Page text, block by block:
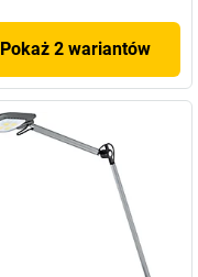
Pokaż 2 wariantów